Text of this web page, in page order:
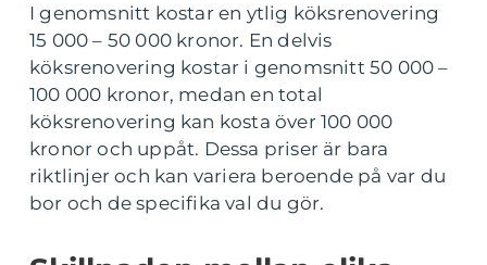
I genomsnitt kostar en ytlig köksrenovering
15 000 – 50 000 kronor. En delvis
köksrenovering kostar i genomsnitt 50 000 –
100 000 kronor, medan en total
köksrenovering kan kosta över 100 000
kronor och uppåt. Dessa priser är bara
riktlinjer och kan variera beroende på var du
bor och de specifika val du gör.